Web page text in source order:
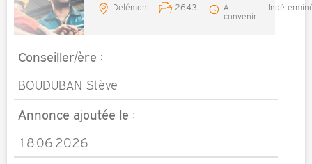
Delémont 2643
A
convenir
Conseiller/ère :
BOUDUBAN Stève
Annonce ajoutée le :
18.06.2026